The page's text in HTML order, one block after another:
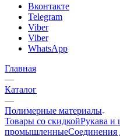
Вконтакте
Telegram
Viber
Viber
WhatsApp
Главная
—
Каталог
—
Полимерные материалы
Товары со скидкойРукава и
промышленныеСоединения